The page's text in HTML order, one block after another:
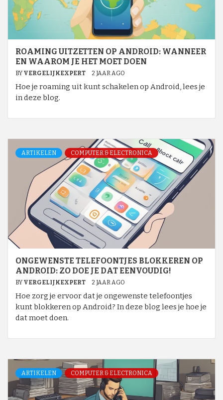
ROAMING UITZETTEN OP ANDROID: WANNEER
EN WAAROM JE HET MOET DOEN
BY VERGELIJKEXPERT 2 JAAR AGO
Hoe je roaming uit kunt schakelen op Android, lees je
in deze blog.
ARTIKELEN COMPUTER & ELECTRONICA
ONGEWENSTE TELEFOONTJES BLOKKEREN OP
ANDROID: ZO DOE JE DAT EENVOUDIG!
BY VERGELIJKEXPERT 2 JAAR AGO
Hoe zorg je ervoor dat je ongewenste telefoontjes
kunt blokkeren op Android? In deze blog lees je hoe je
dat moet doen.
ARTIKELEN COMPUTER & ELECTRONICA